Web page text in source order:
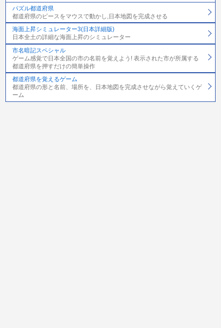
パズル都道府県
都道府県のピースをマウスで動かし,日本地図を完成させる
海面上昇シミュレーター3(日本詳細版)
日本全土の詳細な海面上昇のシミュレーター
市名暗記スペシャル
ゲーム感覚で日本全国の市の名前を覚えよう! 表示された市が所属する
都道府県を押すだけの簡単操作
都道府県を覚えるゲーム
都道府県の形と名前、場所を、日本地図を完成させながら覚えていくゲ
ーム